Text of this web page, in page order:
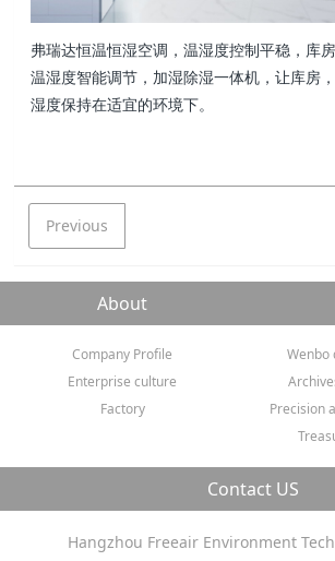
弗瑞达恒温恒湿空调，温湿度控制平稳，库
温湿度智能调节，加湿除湿一体机，让库房
湿度保持在适宜的环境下。
Previous
About
Company Profile
Enterprise culture
Factory
Wenbo
Precision
Contact US
Hangzhou Freeair Environment